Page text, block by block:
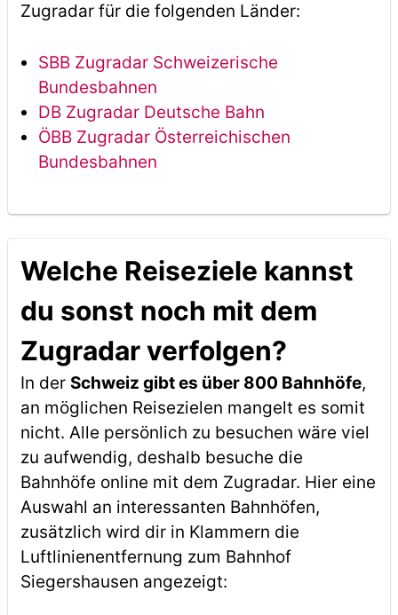
Zugradar für die folgenden Länder:
SBB Zugradar Schweizerische
Bundesbahnen
DB Zugradar Deutsche Bahn
ÖBB Zugradar Österreichischen
Bundesbahnen
Welche Reiseziele kannst
du sonst noch mit dem
Zugradar verfolgen?
In der Schweiz gibt es über 800 Bahnhöfe,
an möglichen Reisezielen mangelt es somit
nicht. Alle persönlich zu besuchen wäre viel
zu aufwendig, deshalb besuche die
Bahnhöfe online mit dem Zugradar. Hier eine
Auswahl an interessanten Bahnhöfen,
zusätzlich wird dir in Klammern die
Luftlinienentfernung zum Bahnhof
Siegershausen angezeigt: